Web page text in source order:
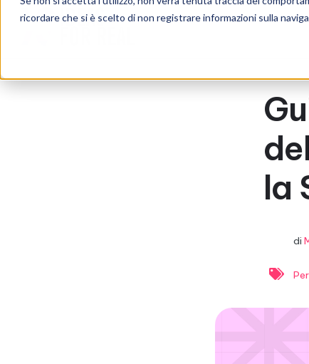
ricordare che si è scelto di non registrare informazioni sulla
la
di